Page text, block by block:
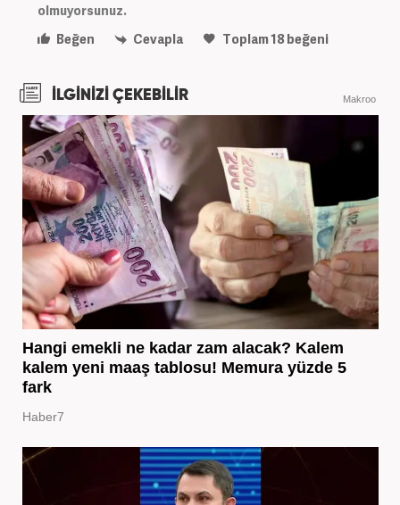
olmuyorsunuz.
Beğen
Cevapla Toplam18beğeni
İLGİNİZİ ÇEKEBİLİR Makroo
Hangi emekli ne kadar zam alacak? Kalem
kalem yeni maaş tablosu! Memura yüzde 5
fark
Haber7